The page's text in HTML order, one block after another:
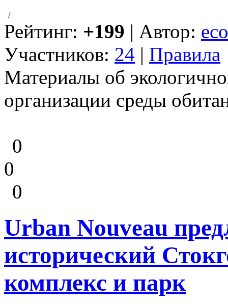
/
Рейтинг: +199 | Автор:
Участников: 24 | Правила
Материалы об
организации среды
0
0
0
Urban Nouveau
исторический
комплекс и парк